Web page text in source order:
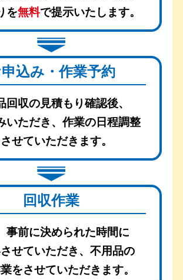
を無料で提示いたします。
込み・作業予約
回収の見積もり確認後、
いただき、作業の日程調整
せていただきます。
回収作業
事前に決められた時間に
せていただき、不用品の
をさせていただきます。